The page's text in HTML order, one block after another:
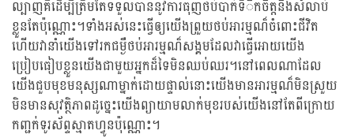
ល្បាញគឺដើម្បីត្រឹមតែទទួលបាននូវការធុញថប់បាក់ទឹិកចិត្តនិងសំលាប់
ខ្លួនតែប៉ុណ្ណោះ។ទាំងអស់នេះធ្វើឲ្យយើងព្រួយថប់អារម្មណ៏ចំពោះជីវិត
ហើយវានាំយើងទៅរកជម្ងឺថប់អារម្មណ៏សង្គមដែលវាធ្វើអោយយើង
ប្រៀបធៀបខ្លួនយើងជាមួយអ្នកដ៏ទៃមិនឈប់ឈរ។នៅពេលណាដែល
យើងជួបមុខមនុស្សណាម្នាក់ដោយផ្ទាល់នោះយើងមានអារម្មណ៏មិនស្រួយ
មិនមានសុវត្ថិភាពដូច្នេះយើងព្យាយាមលាក់មុខរបស់យើងនៅតែពីក្រោយ
កញ្ជក់ទូរស័ព្ទស្មាតហ្វូនប៉ុណ្ណោះ។